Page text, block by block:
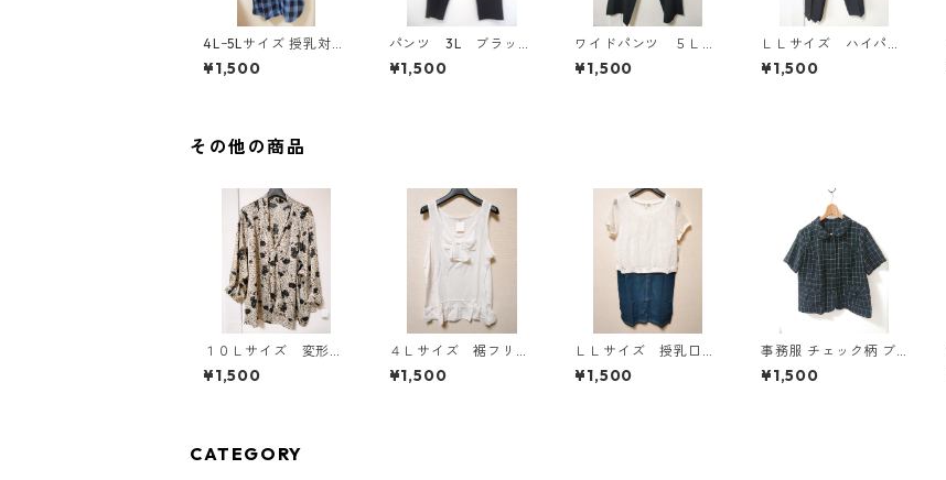
4Lｰ5Lサイズ 授乳対応
チェック柄 半袖ルーム
ウェア マタニティ ブ
¥1,500
パンツ 3L ブラッ
ク IY-4525
¥1,500
ワイドパンツ ５Ｌ
ブラック KAE-4725
¥1,500
ＬＬサイズ ハイパー
ストレッチ センター
プレスパンツ ブラッ
¥1,500
その他の商品
１０Ｌサイズ 変形ド
ット 花柄 ボウタイ
ブラウス オフホワイ
¥1,500
４Ｌサイズ 裾フリ
ル リボン付きタンク
トップ オフホワイ
¥1,500
ＬＬサイズ 授乳口付
き マタニティ ドッ
キングワンピース ホ
¥1,500
事務服 チェック柄 ブ
ラウス 3L ブラック ◆
KIY-1298◆
¥1,500
CATEGORY